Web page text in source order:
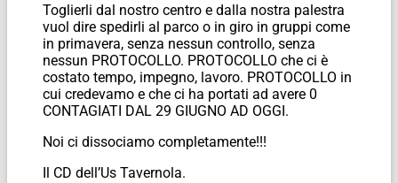
Toglierli dal nostro centro e dalla nostra palestra
vuol dire spedirli al parco o in giro in gruppi come
in primavera, senza nessun controllo, senza
nessun PROTOCOLLO. PROTOCOLLO che ci è
costato tempo, impegno, lavoro. PROTOCOLLO in
cui credevamo e che ci ha portati ad avere 0
CONTAGIATI DAL 29 GIUGNO AD OGGI.
Noi ci dissociamo completamente!!!
Il CD dell’Us Tavernola.